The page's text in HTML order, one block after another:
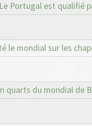
Portugal est qualifié
le mondial sur les
quarts du mondial de